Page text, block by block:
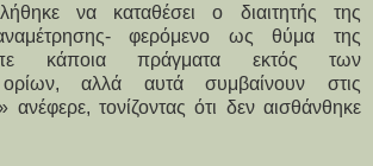
να καταθέσει ο διαιτητής της
αναμέτρησης- φερόμενο ως θύμα της
κάποια πράγματα εκτός των
ορίων, αλλά αυτά συμβαίνουν στις
ανέφερε, τονίζοντας ότι δεν αισθάνθηκε